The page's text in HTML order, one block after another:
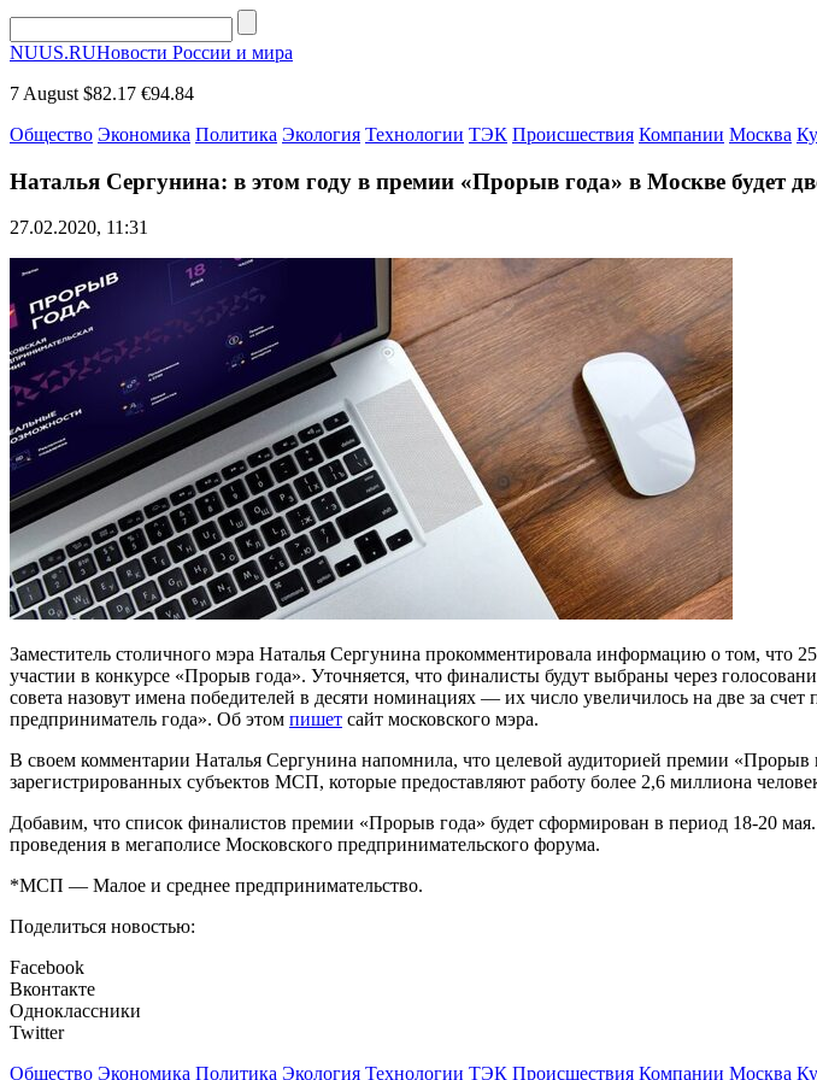
NUUS.RUНовости России и мира
7 August $82.17 €94.84
Общество Экономика Политика Экология Технологии ТЭК Происшествия Компании Москва
Наталья Сергунина: в этом году в премии «Прорыв года» в Москве будет
27.02.2020, 11:31
Заместитель столичного мэра Наталья Сергунина прокомментировала информацию о том, что
участии в конкурсе «Прорыв года». Уточняется, что финалисты будут выбраны через
совета назовут имена победителей в десяти номинациях — их число увеличилось на две за
предприниматель года». Об этом пишет сайт московского мэра.
В своем комментарии Наталья Сергунина напомнила, что целевой аудиторией премии
зарегистрированных субъектов МСП, которые предоставляют работу более 2,6 миллиона
Добавим, что список финалистов премии «Прорыв года» будет сформирован в период 18-20
проведения в мегаполисе Московского предпринимательского форума.
*МСП — Малое и среднее предпринимательство.
Поделиться новостью:
Facebook
Вконтакте
Одноклассники
Twitter
Общество Экономика Политика Экология Технологии ТЭК Происшествия Компании Москва